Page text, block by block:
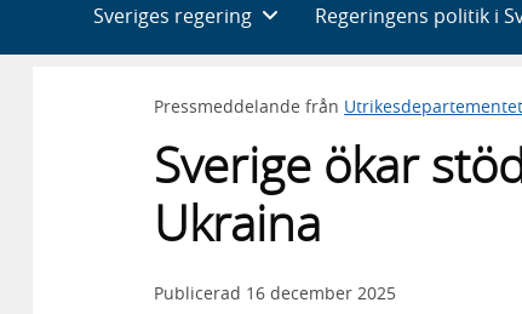
Sveriges regering Regeringens politik i
Pressmeddelande från Utrikesdepartementet
Sverige ökar
Ukraina
Publicerad 16 december 2025